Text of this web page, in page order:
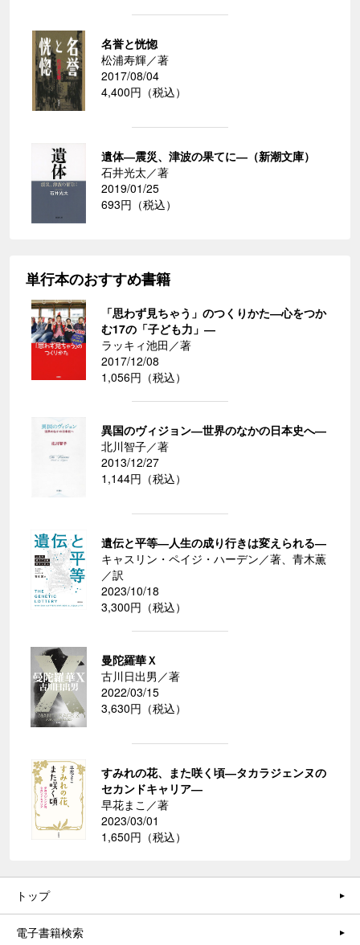
名誉と恍惚
松浦寿輝／著
2017/08/04
4,400円（税込）
遺体―震災、津波の果てに―（新潮文庫）
石井光太／著
2019/01/25
693円（税込）
単行本のおすすめ書籍
「思わず見ちゃう」のつくりかた―心をつか
む17の「子ども力」―
ラッキィ池田／著
2017/12/08
1,056円（税込）
異国のヴィジョン―世界のなかの日本史へ―
北川智子／著
2013/12/27
1,144円（税込）
遺伝と平等―人生の成り行きは変えられる―
キャスリン・ペイジ・ハーデン／著、青木薫
／訳
2023/10/18
3,300円（税込）
曼陀羅華Ｘ
古川日出男／著
2022/03/15
3,630円（税込）
すみれの花、また咲く頃―タカラジェンヌの
セカンドキャリア―
早花まこ／著
2023/03/01
1,650円（税込）
トップ
電子書籍検索